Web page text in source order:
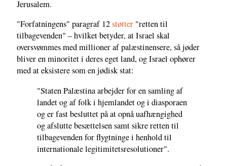
Jerusalem.
"Forfatningens" paragraf 12støtter "retten til
tilbagevenden" – hvilket betyder, at Israel skal
oversvømmes med millioner af palæstinensere, så jøder
bliver en minoritet i deres eget land, og Israel ophører
med at eksistere som en jødisk stat:
"Staten Palæstina arbejder for en samling af
landet og af folk i hjemlandet og i diasporaen
og er fast besluttet på at opnå uafhængighed
og afslutte besættelsen samt sikre retten til
tilbagevenden for flygtninge i henhold til
internationale legitimitetsresolutioner".